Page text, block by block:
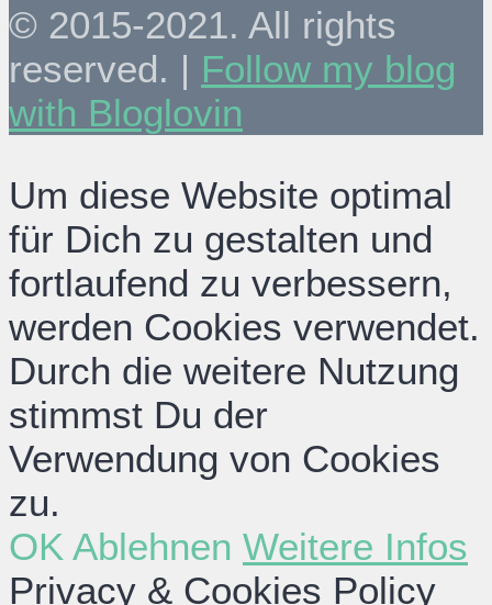
© 2015-2021. All rights
reserved. | Follow my blog
with Bloglovin
Um diese Website optimal
für Dich zu gestalten und
fortlaufend zu verbessern,
werden Cookies verwendet.
Durch die weitere Nutzung
stimmst Du der
Verwendung von Cookies
zu.
OK Ablehnen Weitere Infos
Privacy & Cookies Policy